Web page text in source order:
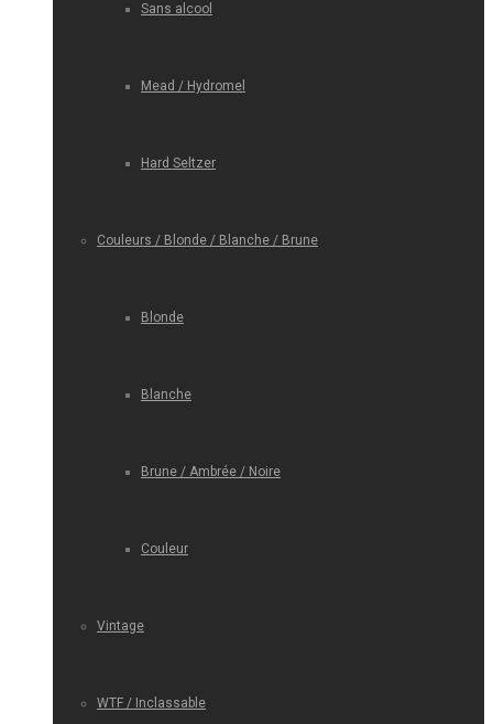
Sans alcool
Mead / Hydromel
Hard Seltzer
Couleurs / Blonde / Blanche / Brune
Blonde
Blanche
Brune / Ambrée / Noire
Couleur
Vintage
WTF / Inclassable